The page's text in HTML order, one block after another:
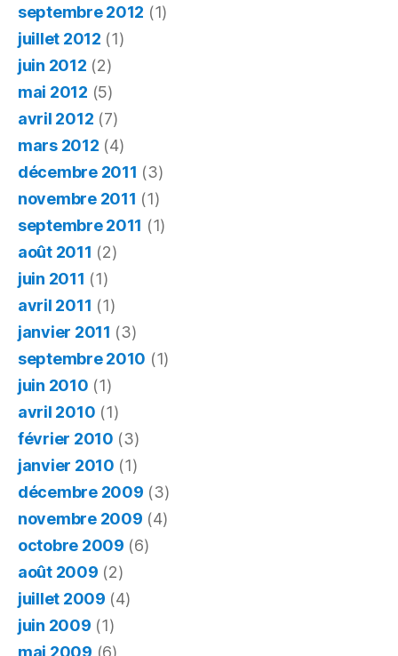
septembre 2012 (1)
juillet 2012 (1)
juin 2012 (2)
mai 2012 (5)
avril 2012 (7)
mars 2012 (4)
décembre 2011 (3)
novembre 2011 (1)
septembre 2011 (1)
août 2011 (2)
juin 2011 (1)
avril 2011 (1)
janvier 2011 (3)
septembre 2010 (1)
juin 2010 (1)
avril 2010 (1)
février 2010 (3)
janvier 2010 (1)
décembre 2009 (3)
novembre 2009 (4)
octobre 2009 (6)
août 2009 (2)
juillet 2009 (4)
juin 2009 (1)
mai 2009 (6)